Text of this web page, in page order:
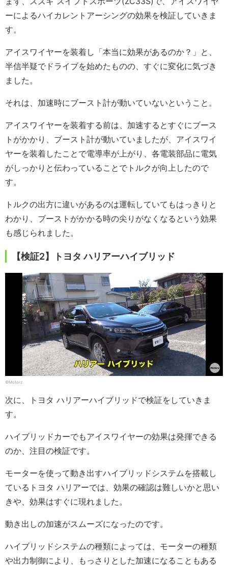
ーによるハイカレントアーシングの効果を検証していきま
す。
アイスワイヤーを装着し「本当に効果があるのか？」と、
半信半疑でドライブを始めたものの、すぐに変化に気づき
ました。
それは、加速時にブースト計が動いていないということ。
アイスワイヤーを装着する前は、加速するとすぐにブース
トがかかり、ブースト計が動いていましたが、アイスワイ
ヤーを装着したことで電導率が上がり、各電装部品に電気
がしっかりと伝わっていることでトルクが向上したので
す。
トルクの出方に違いがあるのは運転していてもはっきりと
わかり、ブーストがかかる時の尖りがなくなるという効果
も感じられました。
【検証2】トヨタ ハリアーハイブリッド
©Motorz
次に、トヨタ ハリアーハイブリッドで検証をしていきま
す。
ハイブリッドカーでもアイスワイヤーの効果は発揮できる
のか、注目の検証です。
モーターを使って動き出すハイブリッドシステムを搭載し
ているトヨタ ハリアーでは、効果の確認は難しいかと思い
きや、効果はすぐに現れました。
動き出しの加速がスムーズになったのです。
ハイブリッドシステムの種類によっては、モーターの種類
や出力制御により、もっさりとした加速になることもある